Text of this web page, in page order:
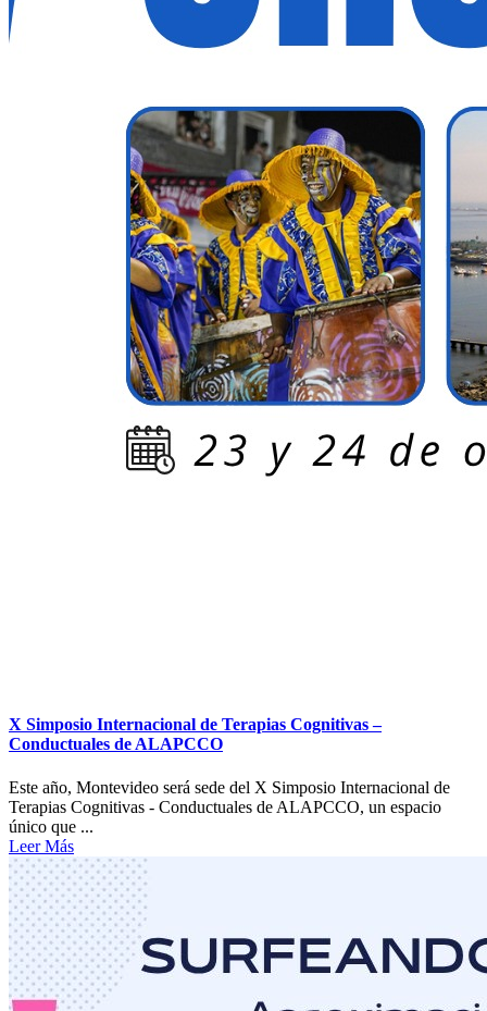
X Simposio Internacional de Terapias Cognitivas –
Conductuales de ALAPCCO
Este año, Montevideo será sede del X Simposio Internacional de
Terapias Cognitivas - Conductuales de ALAPCCO, un espacio
único que ...
Leer Más